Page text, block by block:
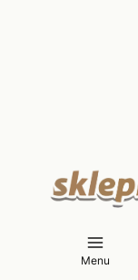
Menu